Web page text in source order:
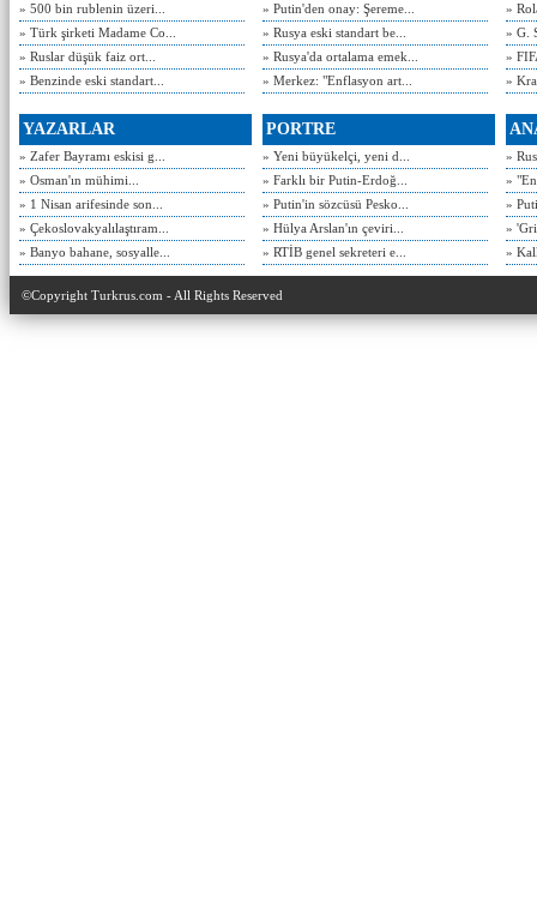
» 500 bin rublenin üzeri...
» Türk şirketi Madame Co...
» Ruslar düşük faiz ort...
» Benzinde eski standart...
» Putin'den onay: Şereme...
» Rusya eski standart be...
» Rusya'da ortalama emek...
» Merkez: "Enflasyon art...
»
» G.
»
»
YAZARLAR
» Zafer Bayramı eskisi g...
» Osman'ın mühimi...
» 1 Nisan arifesinde son...
» Çekoslovakyalılaştıram...
» Banyo bahane, sosyalle...
PORTRE
» Yeni büyükelçi, yeni d...
» Farklı bir Putin-Erdoğ...
» Putin'in sözcüsü Pesko...
» Hülya Arslan'ın çeviri...
» RTİB genel sekreteri e...
»
»
»
»
»
©Copyright Turkrus.com - All Rights Reserved